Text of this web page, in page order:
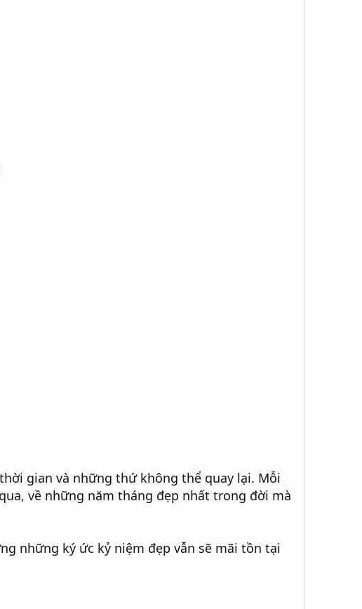
gian và những thứ không thể quay lại. Mỗi
về những năm tháng đẹp nhất trong đời mà
những ký ức kỷ niệm đẹp vẫn sẽ mãi tồn tại